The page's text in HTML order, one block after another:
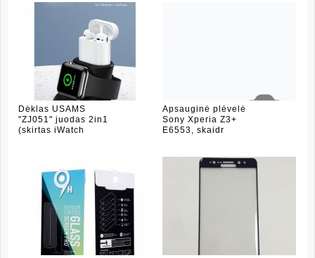
Dėklas USAMS
"ZJ051" juodas 2in1
(skirtas iWatch
Apsauginė plėvelė
Sony Xperia Z3+
E6553, skaidr